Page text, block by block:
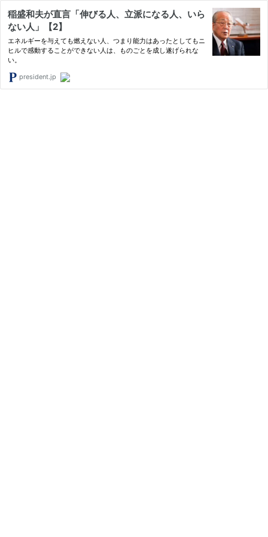
稲盛和夫が直言「伸びる人、立派になる人、いら
ない人」【2】
エネルギーを与えても燃えない人、つまり能力はあったとしてもニ
ヒルで感動することができない人は、ものごとを成し遂げられな
い。
president.jp